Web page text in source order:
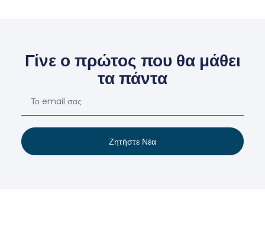
Γίνε ο πρώτος που θα μάθει
τα πάντα
Ζητήστε Νέα